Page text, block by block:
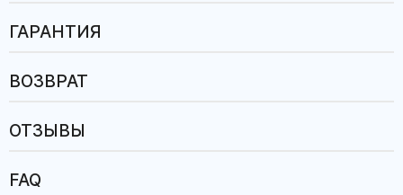
ГАРАНТИЯ
ВОЗВРАТ
ОТЗЫВЫ
FAQ